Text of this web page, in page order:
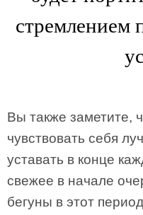
стремлением
Вы также заметите,
чувствовать себя
уставать в конце
свежее в начале
бегуны в этот